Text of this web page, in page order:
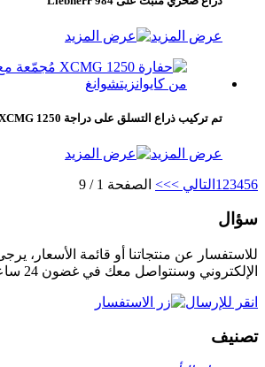
عرض المزيد
تم تركيب ذراع التسلق على دراجة XCMG 1250
عرض المزيد
1 23456 التالي >>> الصفحة 1 / 9
سؤال
للاستفسار عن منتجاتنا أو قائمة الأسعار،
الإلكتروني وسنتواصل معك في غضون 24 ساعة.
انقر للإرسال
تصنيف